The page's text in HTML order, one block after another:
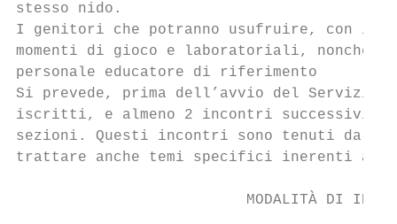
stesso nido.
I genitori che potranno usufruire, con i
momenti di gioco e laboratoriali, nonché
personale educatore di riferimento
Si prevede, prima dell’avvio del
iscritti, e almeno 2 incontri successivi
sezioni. Questi incontri sono tenuti dal
trattare anche temi specifici inerenti alla
MODALITÀ DI